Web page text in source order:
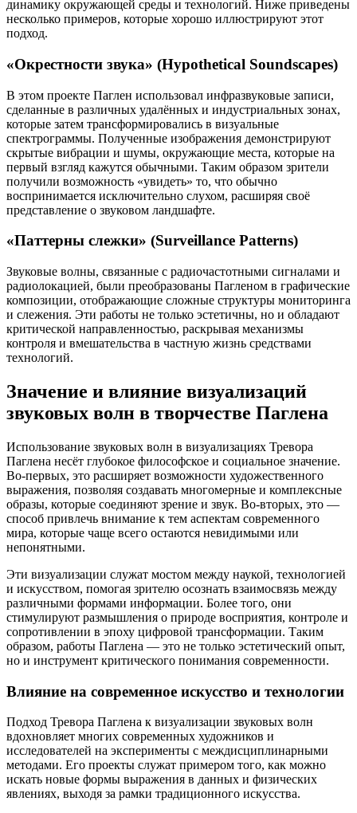
динамику окружающей среды и технологий. Ниже приведены
несколько примеров, которые хорошо иллюстрируют этот
подход.
«Окрестности звука» (Hypothetical Soundscapes)
В этом проекте Паглен использовал инфразвуковые записи,
сделанные в различных удалённых и индустриальных зонах,
которые затем трансформировались в визуальные
спектрограммы. Полученные изображения демонстрируют
скрытые вибрации и шумы, окружающие места, которые на
первый взгляд кажутся обычными. Таким образом зрители
получили возможность «увидеть» то, что обычно
воспринимается исключительно слухом, расширяя своё
представление о звуковом ландшафте.
«Паттерны слежки» (Surveillance Patterns)
Звуковые волны, связанные с радиочастотными сигналами и
радиолокацией, были преобразованы Пагленом в графические
композиции, отображающие сложные структуры мониторинга
и слежения. Эти работы не только эстетичны, но и обладают
критической направленностью, раскрывая механизмы
контроля и вмешательства в частную жизнь средствами
технологий.
Значение и влияние визуализаций
звуковых волн в творчестве Паглена
Использование звуковых волн в визуализациях Тревора
Паглена несёт глубокое философское и социальное значение.
Во-первых, это расширяет возможности художественного
выражения, позволяя создавать многомерные и комплексные
образы, которые соединяют зрение и звук. Во-вторых, это —
способ привлечь внимание к тем аспектам современного
мира, которые чаще всего остаются невидимыми или
непонятными.
Эти визуализации служат мостом между наукой, технологией
и искусством, помогая зрителю осознать взаимосвязь между
различными формами информации. Более того, они
стимулируют размышления о природе восприятия, контроле и
сопротивлении в эпоху цифровой трансформации. Таким
образом, работы Паглена — это не только эстетический опыт,
но и инструмент критического понимания современности.
Влияние на современное искусство и технологии
Подход Тревора Паглена к визуализации звуковых волн
вдохновляет многих современных художников и
исследователей на эксперименты с междисциплинарными
методами. Его проекты служат примером того, как можно
искать новые формы выражения в данных и физических
явлениях, выходя за рамки традиционного искусства.